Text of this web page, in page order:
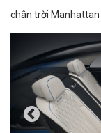
chân trời Manhattan